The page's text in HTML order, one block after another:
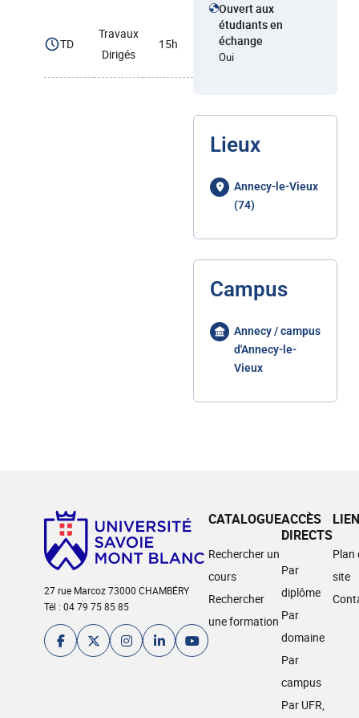
TD
Travaux
Dirigés
15h
Ouvert aux
étudiants en
échange
Oui
Lieux
Annecy-le-Vieux
(74)
Campus
Annecy / campus
d'Annecy-le-
Vieux
27 rue Marcoz 73000 CHAMBÉRY
Tél : 04 79 75 85 85
CATALOGUE
Rechercher un
cours
Rechercher
une formation
ACCÈS
DIRECTS
Par
diplôme
Par
domaine
Par
campus
Par UFR,
Plan
site